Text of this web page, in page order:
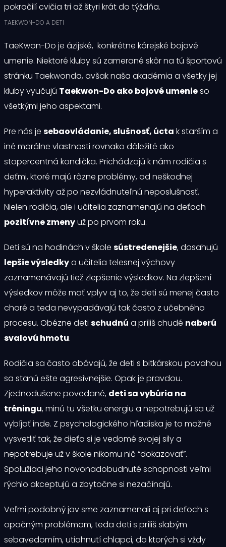
pokročilí cvičia tri až štyri krát do týždňa.
TAEKWON-DO A DETI
TaeKwon-Do je ázijské, konkrétne kórejské bojové
umenie. Niektoré kluby sú zamerané skôr na tú športovú
stránku Taekwonda, avšak naša akadémia a všetky jej
kluby vyučujú Taekwon-Do ako bojové umenieso
všetkými jeho aspektami.
Pre nás je sebaovládanie, slušnosť, úcta k starším a
iné morálne vlastnosti rovnako dôležité ako
stopercentná kondička. Prichádzajú k nám rodičia s
deťmi, ktoré majú rôzne problémy, od neškodnej
hyperaktivity až po nezvládnuteľnú neposlušnosť.
Nielen rodičia, ale i učitelia zaznamenajú na deťoch
pozitívne zmenyuž po prvom roku.
Deti sú na hodinách v škole sústredenejšie, dosahujú
lepšie výsledkya učitelia telesnej výchovy
zaznamenávajú tiež zlepšenie výsledkov. Na zlepšení
výsledkov môže mať vplyv aj to, že deti sú menej často
choré a teda nevypadávajú tak často z učebného
procesu. Obézne deti schudnú a príliš chudé naberú
svalovú hmotu.
Rodičia sa často obávajú, že deti s bitkárskou povahou
sa stanú ešte agresívnejšie. Opak je pravdou.
Zjednodušene povedané, deti sa vybúria na
tréningu, minú tu všetku energiu a nepotrebujú sa už
vybíjať inde. Z psychologického hľadiska je to možné
vysvetliť tak, že dieťa si je vedomé svojej sily a
nepotrebuje už v škole nikomu nič “dokazovať”.
Spolužiaci jeho novonadobudnuté schopnosti veľmi
rýchlo akceptujú a zbytočne si nezačínajú.
Veľmi podobný jav sme zaznamenali aj pri deťoch s
opačným problémom, teda deti s príliš slabým
sebavedomím, utiahnutí chlapci, do ktorých si vždy